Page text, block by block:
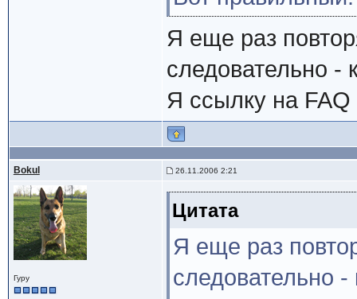
Я еще раз
следовательно -
Я ссылку на
Bokul 26.11.2006 2:21
Гуру
Цитата
Я еще раз
следовательно